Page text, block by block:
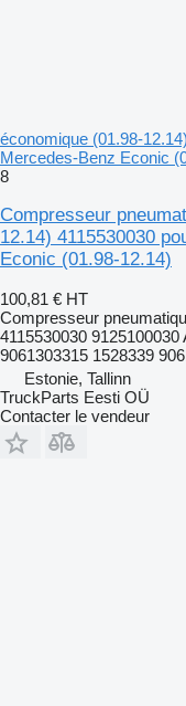
économique (01.98-
Mercedes-Benz Econic
8
Compresseur
12.14) 4115530030
Econic (01.98-12.14)
100,81 € HT
Compresseur
4115530030
9061303315 1528339
Estonie, Tallinn
TruckParts Eesti OÜ
Contacter le vendeur